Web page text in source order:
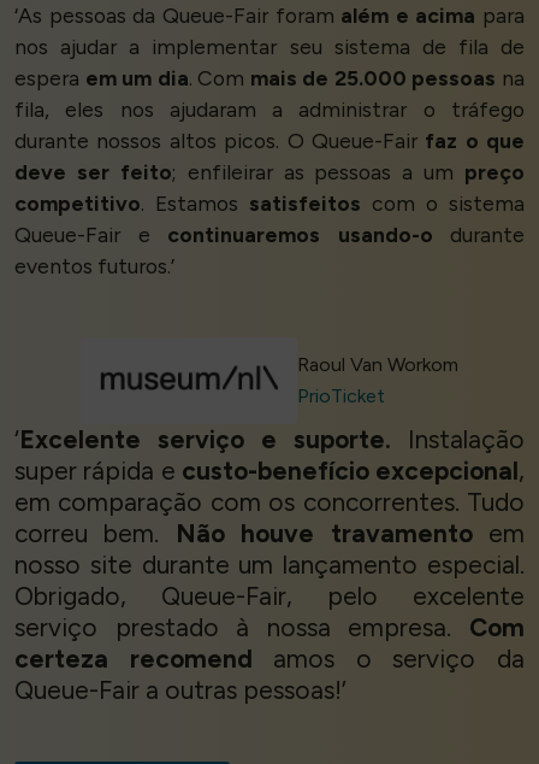
‘As pessoas da Queue-Fair foram além e acima para
nos ajudar a implementar seu sistema de fila de
espera em um dia. Com mais de 25.000 pessoas na
fila, eles nos ajudaram a administrar o tráfego
durante nossos altos picos. O Queue-Fair faz o que
deve ser feito; enfileirar as pessoas a um preço
competitivo. Estamos satisfeitos com o sistema
Queue-Fair e continuaremos usando-o durante
eventos futuros.’
Raoul Van Workom
PrioTicket
‘Excelente serviço e suporte. Instalação
super rápida e custo-benefício excepcional,
em comparação com os concorrentes. Tudo
correu bem. Não houve travamentoem
nosso site durante um lançamento especial.
Obrigado, Queue-Fair, pelo excelente
serviço prestado à nossa empresa. Com
certeza recomend amos o serviço da
Queue-Fair a outras pessoas!’